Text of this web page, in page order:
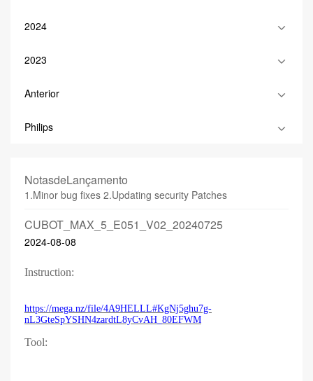
2024
2023
Anterior
Philips
NotasdeLançamento
1.Minor bug fixes 2.Updating security Patches
CUBOT_MAX_5_E051_V02_20240725
2024-08-08
Instruction:
https://mega.nz/file/4A9HELLL#KgNj5ghu7g-
nL3GteSpYSHN4zardtL8yCvAH_80EFWM
Tool: